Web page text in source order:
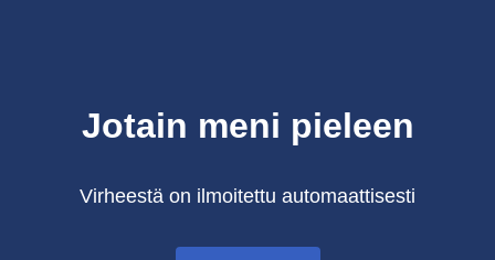
Jotain meni pieleen
Virheestä on ilmoitettu automaattisesti